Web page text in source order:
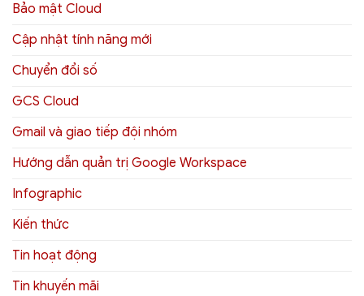
Bảo mật Cloud
Cập nhật tính năng mới
Chuyển đổi số
GCS Cloud
Gmail và giao tiếp đội nhóm
Hướng dẫn quản trị Google Workspace
Infographic
Kiến thức
Tin hoạt động
Tin khuyến mãi